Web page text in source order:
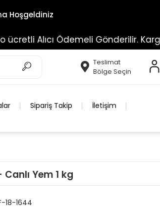
Hoşgeldiniz
Alıcı Ödemeli Gönderilir. Kargo
Teslimat
Bölge Seçin
Sipariş Takip İletişim
Yem 1 kg
18-1644